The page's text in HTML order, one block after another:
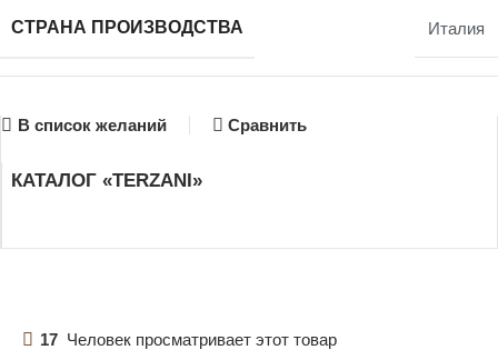
СТРАНА ПРОИЗВОДСТВА Италия
В список желаний Сравнить
КАТАЛОГ «TERZANI»
17 Человек просматривает этот товар